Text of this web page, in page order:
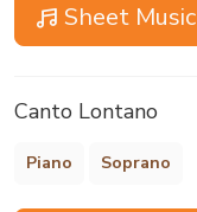
Sheet Music
Canto Lontano
Piano Soprano